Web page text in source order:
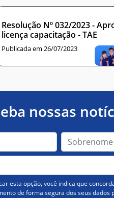
Resolução Nº 032/2023 -
licença capacitação - TAE
Publicada em 26/07/2023
nossas
esta opção, você indica que
de forma segura dos seus dados